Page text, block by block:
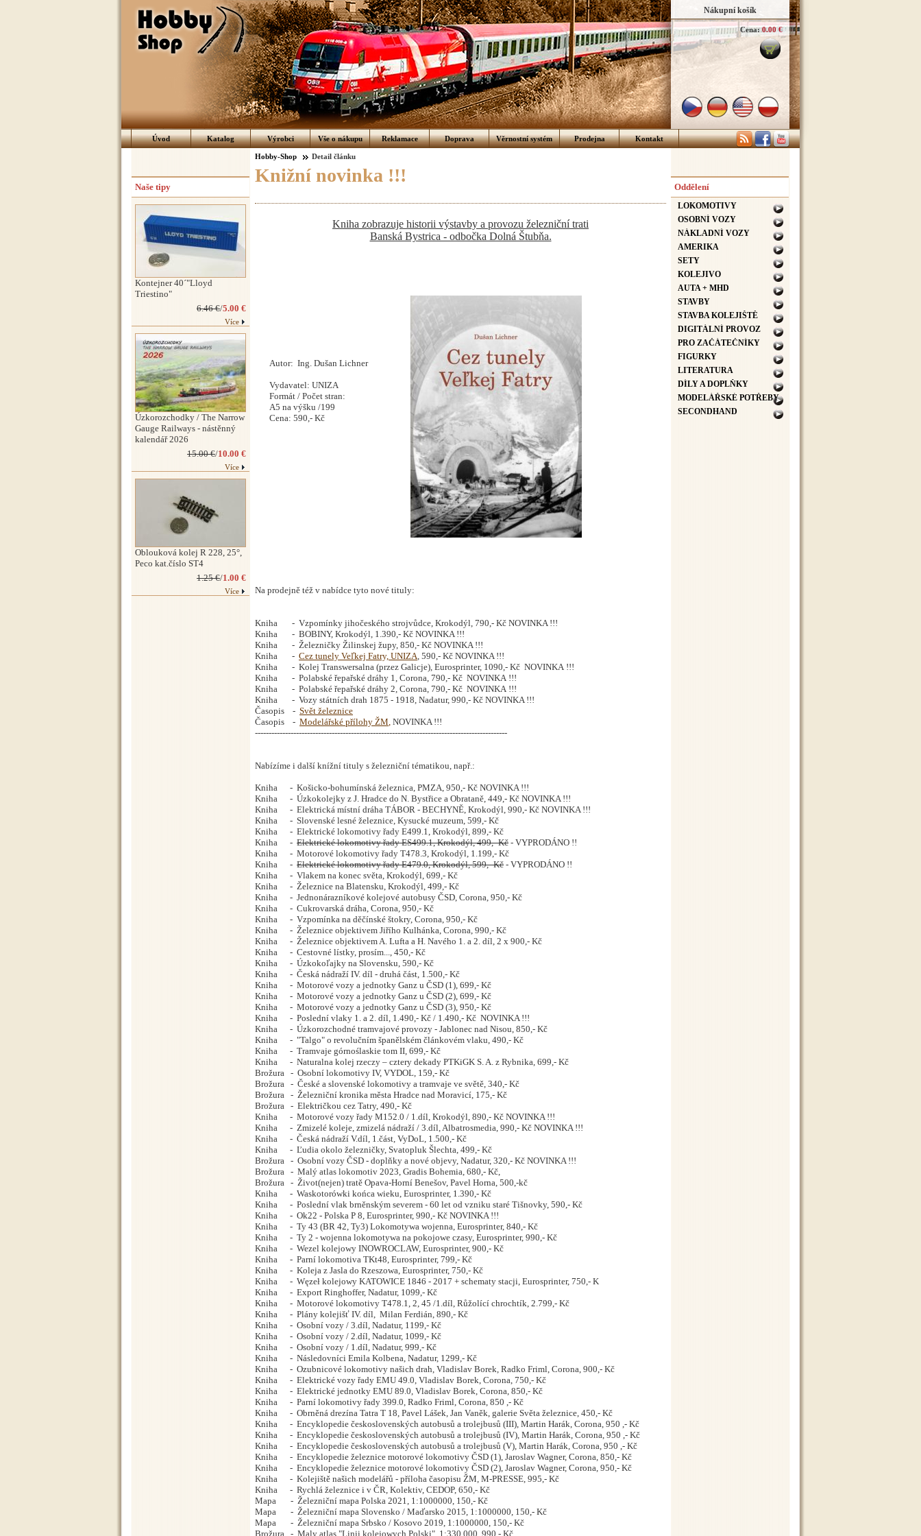
Nákupní košík
Cena: 0.00 €
Úvod Katalog Výrobci Vše o nákupu Reklamace Doprava Věrnostní systém Prodejna Kontakt
Hobby-Shop Detail článku
Knižní novinka !!!
Kniha zobrazuje historii výstavby a provozu železniční trati
Banská Bystrica - odbočka Dolná Štubňa.
Autor: Ing. Dušan Lichner
Vydavatel: UNIZA
Formát / Počet stran:
A5 na výšku /199
Cena: 590,- Kč
Na prodejně též v nabídce tyto nové tituly:
Kniha - Vzpomínky jihočeského strojvůdce, Krokodýl, 790,- Kč NOVINKA !!!
Kniha - BOBINY, Krokodýl, 1.390,- Kč NOVINKA !!!
Kniha - Železničky Žilinskej župy, 850,- Kč NOVINKA !!!
Kniha - Cez tunely Veľkej Fatry, UNIZA, 590,- Kč NOVINKA !!!
Kniha - Kolej Transwersalna (przez Galicje), Eurosprinter, 1090,- Kč NOVINKA !!!
Kniha - Polabské řepařské dráhy 1, Corona, 790,- Kč NOVINKA !!!
Kniha - Polabské řepařské dráhy 2, Corona, 790,- Kč NOVINKA !!!
Kniha - Vozy státních drah 1875 - 1918, Nadatur, 990,- Kč NOVINKA !!!
Časopis - Svět železnice
Časopis - Modelářské přílohy ŽM, NOVINKA !!!
--------------------------------------------------------------------------------------------
Nabízíme i další knížní tituly s železniční tématikou, např.:
Kniha - Košicko-bohumínská železnica, PMZA, 950,- Kč NOVINKA !!!
Kniha - Úzkokolejky z J. Hradce do N. Bystřice a Obrataně, 449,- Kč NOVINKA !!!
Kniha - Elektrická místní dráha TÁBOR - BECHYNĚ, Krokodýl, 990,- Kč NOVINKA !!!
Kniha - Slovenské lesné železnice, Kysucké muzeum, 599,- Kč
Kniha - Elektrické lokomotivy řady E499.1, Krokodýl, 899,- Kč
Kniha - Elektrické lokomotivy řady ES499.1, Krokodýl, 499,- Kč - VYPRODÁNO !!
Kniha - Motorové lokomotivy řady T478.3, Krokodýl, 1.199,- Kč
Kniha - Elektrické lokomotivy řady E479.0, Krokodýl, 599,- Kč - VYPRODÁNO !!
Kniha - Vlakem na konec světa, Krokodýl, 699,- Kč
Kniha - Železnice na Blatensku, Krokodýl, 499,- Kč
Kniha - Jednonárazníkové kolejové autobusy ČSD, Corona, 950,- Kč
Kniha - Cukrovarská dráha, Corona, 950,- Kč
Kniha - Vzpomínka na děčínské štokry, Corona, 950,- Kč
Kniha - Železnice objektivem Jiřího Kulhánka, Corona, 990,- Kč
Kniha - Železnice objektivem A. Lufta a H. Navého 1. a 2. díl, 2 x 900,- Kč
Kniha - Cestovné lístky, prosím..., 450,- Kč
Kniha - Úzkokoľajky na Slovensku, 590,- Kč
Kniha - Česká nádraží IV. díl - druhá část, 1.500,- Kč
Kniha - Motorové vozy a jednotky Ganz u ČSD (1), 699,- Kč
Kniha - Motorové vozy a jednotky Ganz u ČSD (2), 699,- Kč
Kniha - Motorové vozy a jednotky Ganz u ČSD (3), 950,- Kč
Kniha - Poslední vlaky 1. a 2. díl, 1.490,- Kč / 1.490,- Kč NOVINKA !!!
Kniha - Úzkorozchodné tramvajové provozy - Jablonec nad Nisou, 850,- Kč
Kniha - "Talgo" o revolučním španělském článkovém vlaku, 490,- Kč
Kniha - Tramvaje górnoślaskie tom II, 699,- Kč
Kniha - Naturalna kolej rzeczy – cztery dekady PTKiGK S. A. z Rybnika, 699,- Kč
Brožura - Osobní lokomotivy IV, VYDOL, 159,- Kč
Brožura - České a slovenské lokomotivy a tramvaje ve světě, 340,- Kč
Brožura - Železniční kronika města Hradce nad Moravicí, 175,- Kč
Brožura - Električkou cez Tatry, 490,- Kč
Kniha - Motorové vozy řady M152.0 / 1.díl, Krokodýl, 890,- Kč NOVINKA !!!
Kniha - Zmizelé koleje, zmizelá nádraží / 3.díl, Albatrosmedia, 990,- Kč NOVINKA !!!
Kniha - Česká nádraží V.díl, 1.část, VyDoL, 1.500,- Kč
Kniha - Ľudia okolo železničky, Svatopluk Šlechta, 499,- Kč
Brožura - Osobní vozy ČSD - doplňky a nové objevy, Nadatur, 320,- Kč NOVINKA !!!
Brožura - Malý atlas lokomotiv 2023, Gradis Bohemia, 680,- Kč,
Brožura - Život(nejen) tratě Opava-Horní Benešov, Pavel Horna, 500,-kč
Kniha - Waskotorówki końca wieku, Eurosprinter, 1.390,- Kč
Kniha - Poslední vlak brněnským severem - 60 let od vzniku staré Tišnovky, 590,- Kč
Kniha - Ok22 - Polska P 8, Eurosprinter, 990,- Kč NOVINKA !!!
Kniha - Ty 43 (BR 42, Ty3) Lokomotywa wojenna, Eurosprinter, 840,- Kč
Kniha - Ty 2 - wojenna lokomotywa na pokojowe czasy, Eurosprinter, 990,- Kč
Kniha - Wezel kolejowy INOWROCLAW, Eurosprinter, 900,- Kč
Kniha - Parní lokomotiva TKt48, Eurosprinter, 799,- Kč
Kniha - Koleja z Jasla do Rzeszowa, Eurosprinter, 750,- Kč
Kniha - Węzeł kolejowy KATOWICE 1846 - 2017 + schematy stacji, Eurosprinter, 750,- K
Kniha - Export Ringhoffer, Nadatur, 1099,- Kč
Kniha - Motorové lokomotivy T478.1, 2, 45 /1.díl, Růžolící chrochtík, 2.799,- Kč
Kniha - Plány kolejišť IV. díl, Milan Ferdián, 890,- Kč
Kniha - Osobní vozy / 3.díl, Nadatur, 1199,- Kč
Kniha - Osobní vozy / 2.díl, Nadatur, 1099,- Kč
Kniha - Osobní vozy / 1.díl, Nadatur, 999,- Kč
Kniha - Následovníci Emila Kolbena, Nadatur, 1299,- Kč
Kniha - Ozubnicové lokomotivy našich drah, Vladislav Borek, Radko Friml, Corona, 900,- Kč
Kniha - Elektrické vozy řady EMU 49.0, Vladislav Borek, Corona, 750,- Kč
Kniha - Elektrické jednotky EMU 89.0, Vladislav Borek, Corona, 850,- Kč
Kniha - Parní lokomotivy řady 399.0, Radko Friml, Corona, 850 ,- Kč
Kniha - Obrněná drezína Tatra T 18, Pavel Lášek, Jan Vaněk, galerie Světa železnice, 450,- Kč
Kniha - Encyklopedie československých autobusů a trolejbusů (III), Martin Harák, Corona, 950 ,- Kč
Kniha - Encyklopedie československých autobusů a trolejbusů (IV), Martin Harák, Corona, 950 ,- Kč
Kniha - Encyklopedie československých autobusů a trolejbusů (V), Martin Harák, Corona, 950 ,- Kč
Kniha - Encyklopedie železnice motorové lokomotivy ČSD (1), Jaroslav Wagner, Corona, 850,- Kč
Kniha - Encyklopedie železnice motorové lokomotivy ČSD (2), Jaroslav Wagner, Corona, 950,- Kč
Kniha - Kolejiště našich modelářů - příloha časopisu ŽM, M-PRESSE, 995,- Kč
Kniha - Rychlá železnice i v ČR, Kolektiv, CEDOP, 650,- Kč
Mapa - Železniční mapa Polska 2021, 1:1000000, 150,- Kč
Mapa - Železniční mapa Slovensko / Maďarsko 2015, 1:1000000, 150,- Kč
Mapa - Železniční mapa Srbsko / Kosovo 2019, 1:1000000, 150,- Kč
Brožura - Maly atlas "Linii kolejowych Polski", 1:330 000, 990,- Kč
Naše tipy
Kontejner 40´"Lloyd
Triestino"
6.46 €/5.00 €
Více
Úzkorozchodky / The Narrow
Gauge Railways - nástěnný
kalendář 2026
15.00 €/10.00 €
Více
Oblouková kolej R 228, 25°,
Peco kat.číslo ST4
1.25 €/1.00 €
Více
Oddělení
LOKOMOTIVY
OSOBNÍ VOZY
NÁKLADNÍ VOZY
AMERIKA
SETY
KOLEJIVO
AUTA + MHD
STAVBY
STAVBA KOLEJIŠTĚ
DIGITÁLNÍ PROVOZ
PRO ZAČÁTEČNÍKY
FIGURKY
LITERATURA
DÍLY A DOPLŇKY
MODELÁŘSKÉ POTŘEBY
SECONDHAND